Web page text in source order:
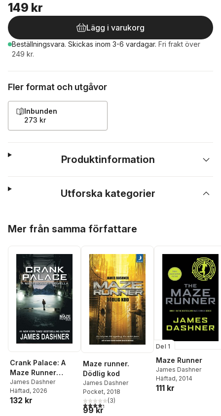
149 kr
Lägg i varukorg
Beställningsvara. Skickas inom 3-6 vardagar. Fri frakt över
249 kr.
Fler format och utgåvor
Inbunden
273 kr
Produktinformation
Utforska kategorier
Mer från samma författare
Crank Palace: A
Maze Runner
Novella
James Dashner
Häftad, 2026
132 kr
Maze runner.
Dödlig kod
James Dashner
Pocket, 2018
4,3utav 5 stjärnor. Totalt antal röster:
(3)
99 kr
Del 1
Maze Runner
James Dashner
Häftad, 2014
111 kr